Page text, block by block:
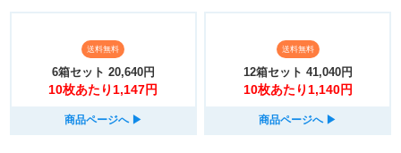
送料無料
6箱セット 20,640円
10枚あたり1,147円
商品ページへ ▶︎
送料無料
12箱セット 41,040円
10枚あたり1,140円
商品ページへ ▶︎